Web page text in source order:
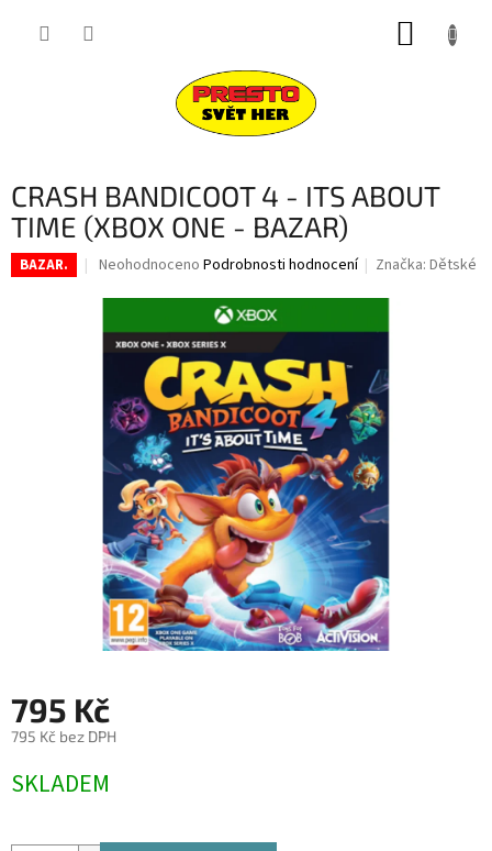
CRASH BANDICOOT 4 - ITS ABOUT
TIME (XBOX ONE - BAZAR)
BAZAR.
Průměrné
produktu
0,0
hvězdiček.
Neohodnoceno Podrobnosti hodnocení Značka:Dětské
795 Kč
795 Kč bez DPH
cena:
SKLADEM